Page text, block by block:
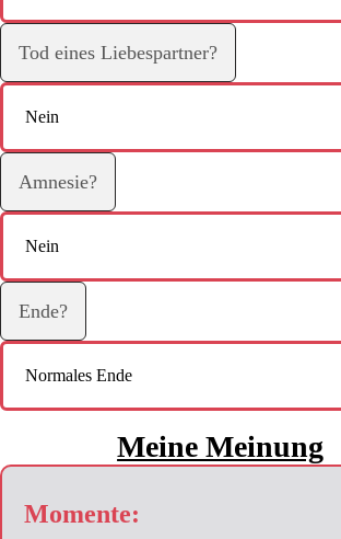
Tod eines Liebespartner?
Nein
Amnesie?
Nein
Ende?
Normales Ende
Meine Meinung​
Momente: